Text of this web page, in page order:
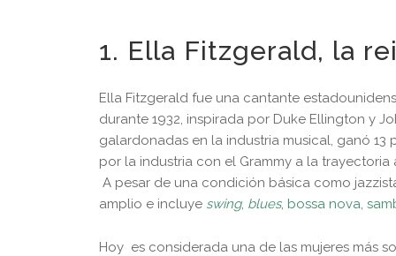
1. Ella Fitzgerald, la
Ella Fitzgerald fue una cantante
durante 1932, inspirada por Duke Ellington y
galardonadas en la industria musical, ganó 13
por la industria con el Grammy a la
A pesar de una condición básica como
amplio e incluye swing, blues, bossa nova,
Hoy es considerada una de las mujeres más